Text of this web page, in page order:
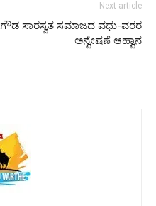
Next article
ಗೌಡ ಸಾರಸ್ವತ ಸಮಾಜದ ವಧು-ವರರ
ಅನ್ವೇಷಣೆ ಆಹ್ವಾನ